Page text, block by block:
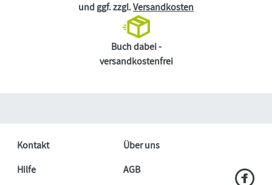
und ggf. zzgl.Versandkosten
Buch dabei -
versandkostenfrei
Kontakt
Über uns
Hilfe
AGB